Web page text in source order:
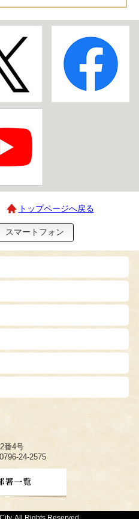
トップページへ戻る
スマートフォン
番4号
24-2575